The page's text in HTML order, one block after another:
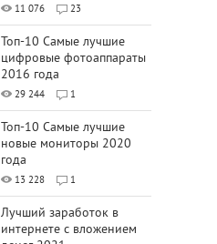
11 076 23
Топ-10 Самые лучшие
цифровые фотоаппараты
2016 года
29 244 1
Топ-10 Самые лучшие
новые мониторы 2020
года
13 228 1
Лучший заработок в
интернете с вложением